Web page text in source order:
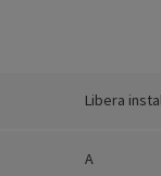
Libera
A